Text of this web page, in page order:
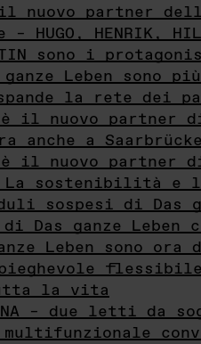
il nuovo partner
HUGO, HENRIK,
sono i
ganze Leben
la rete dei
il nuovo partner di
anche a
il nuovo partner di
La sostenibilità e
sospesi di Das
Das ganze Leben
Leben sono ora
flessibile
la vita
– due letti da
multifunzionale